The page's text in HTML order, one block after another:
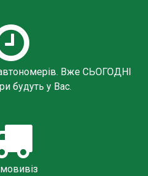
Вже СЬОГОДНІ
будуть у Вас.